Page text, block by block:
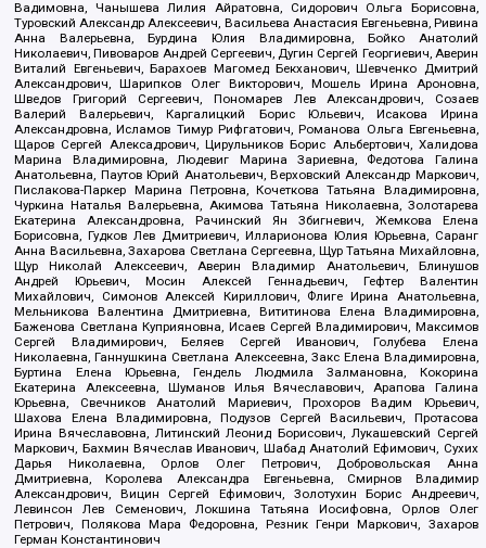
Вадимовна, Чанышева Лилия Айратовна, Сидорович Ольга Борисовна,
Туровский Александр Алексеевич, Васильева Анастасия Евгеньевна, Ривина
Анна Валерьевна, Бурдина Юлия Владимировна, Бойко Анатолий
Николаевич, Пивоваров Андрей Сергеевич, Дугин Сергей Георгиевич, Аверин
Виталий Евгеньевич, Барахоев Магомед Бекханович, Шевченко Дмитрий
Александрович, Шарипков Олег Викторович, Мошель Ирина Ароновна,
Шведов Григорий Сергеевич, Пономарев Лев Александрович, Созаев
Валерий Валерьевич, Каргалицкий Борис Юльевич, Исакова Ирина
Александровна, Исламов Тимур Рифгатович, Романова Ольга Евгеньевна,
Щаров Сергей Алексадрович, Цирульников Борис Альбертович, Халидова
Марина Владимировна, Людевиг Марина Зариевна, Федотова Галина
Анатольевна, Паутов Юрий Анатольевич, Верховский Александр Маркович,
Пислакова-Паркер Марина Петровна, Кочеткова Татьяна Владимировна,
Чуркина Наталья Валерьевна, Акимова Татьяна Николаевна, Золотарева
Екатерина Александровна, Рачинский Ян Збигневич, Жемкова Елена
Борисовна, Гудков Лев Дмитриевич, Илларионова Юлия Юрьевна, Саранг
Анна Васильевна, Захарова Светлана Сергеевна, Щур Татьяна Михайловна,
Щур Николай Алексеевич, Аверин Владимир Анатольевич, Блинушов
Андрей Юрьевич, Мосин Алексей Геннадьевич, Гефтер Валентин
Михайлович, Симонов Алексей Кириллович, Флиге Ирина Анатольевна,
Мельникова Валентина Дмитриевна, Вититинова Елена Владимировна,
Баженова Светлана Куприяновна, Исаев Сергей Владимирович, Максимов
Сергей Владимирович, Беляев Сергей Иванович, Голубева Елена
Николаевна, Ганнушкина Светлана Алексеевна, Закс Елена Владимировна,
Буртина Елена Юрьевна, Гендель Людмила Залмановна, Кокорина
Екатерина Алексеевна, Шуманов Илья Вячеславович, Арапова Галина
Юрьевна, Свечников Анатолий Мариевич, Прохоров Вадим Юрьевич,
Шахова Елена Владимировна, Подузов Сергей Васильевич, Протасова
Ирина Вячеславовна, Литинский Леонид Борисович, Лукашевский Сергей
Маркович, Бахмин Вячеслав Иванович, Шабад Анатолий Ефимович, Сухих
Дарья Николаевна, Орлов Олег Петрович, Добровольская Анна
Дмитриевна, Королева Александра Евгеньевна, Смирнов Владимир
Александрович, Вицин Сергей Ефимович, Золотухин Борис Андреевич,
Левинсон Лев Семенович, Локшина Татьяна Иосифовна, Орлов Олег
Петрович, Полякова Мара Федоровна, Резник Генри Маркович, Захаров
Герман Константинович